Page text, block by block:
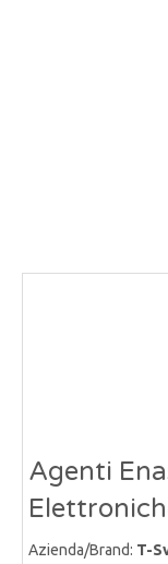
Agenti
Azienda/Brand: T-